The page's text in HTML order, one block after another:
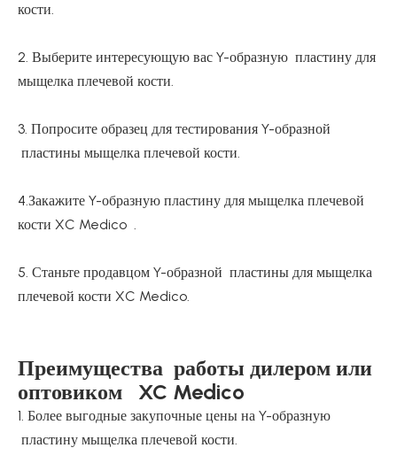
кости.
2. Выберите интересующую вас Y-образную пластину для
мыщелка плечевой кости.
3. Попросите образец для тестирования Y-образной
пластины мыщелка плечевой кости.
4.Закажите Y-образную пластину для мыщелка плечевой
кости XC Medico .
5. Станьте продавцом Y-образной пластины для мыщелка
плечевой кости XC Medico.
Преимущества работы дилером или
оптовиком XC Medico
1. Более выгодные закупочные цены на Y-образную
пластину мыщелка плечевой кости.